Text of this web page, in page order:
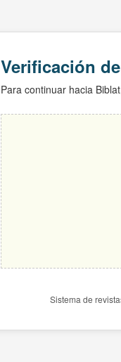
Verificación
Para continuar hacia
Sistema de